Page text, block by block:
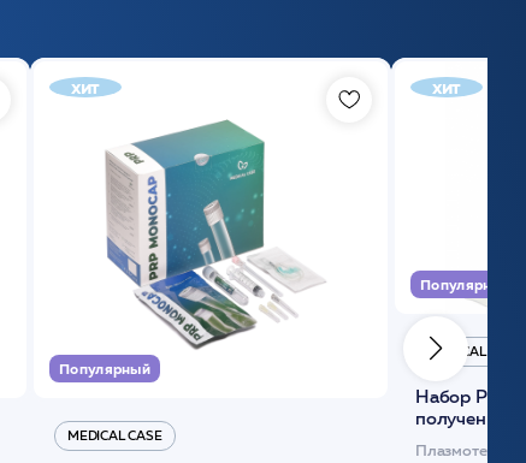
хит
Популярный
MEDICAL CASE
хит
Популярный
MEDICAL CASE
Набор Plasmoactive Стандарт для
получения
плазмы